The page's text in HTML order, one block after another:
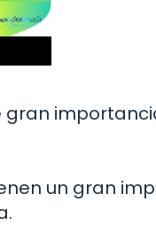
gran
un gran